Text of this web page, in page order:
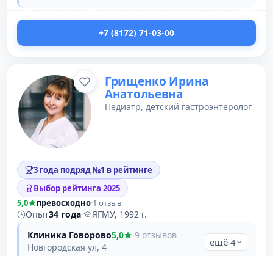
+7 (8172) 71-03-00
Грищенко Ирина
Анатольевна
Педиатр, детский гастроэнтеролог
3 года подряд №1 в рейтинге
Выбор рейтинга 2025
5,0
превосходно·1 отзыв
Опыт34 года·
ЯГМУ, 1992 г.
Клиника Говорово5,0 ·9 отзывов
Новгородская ул, 4
ещё 4